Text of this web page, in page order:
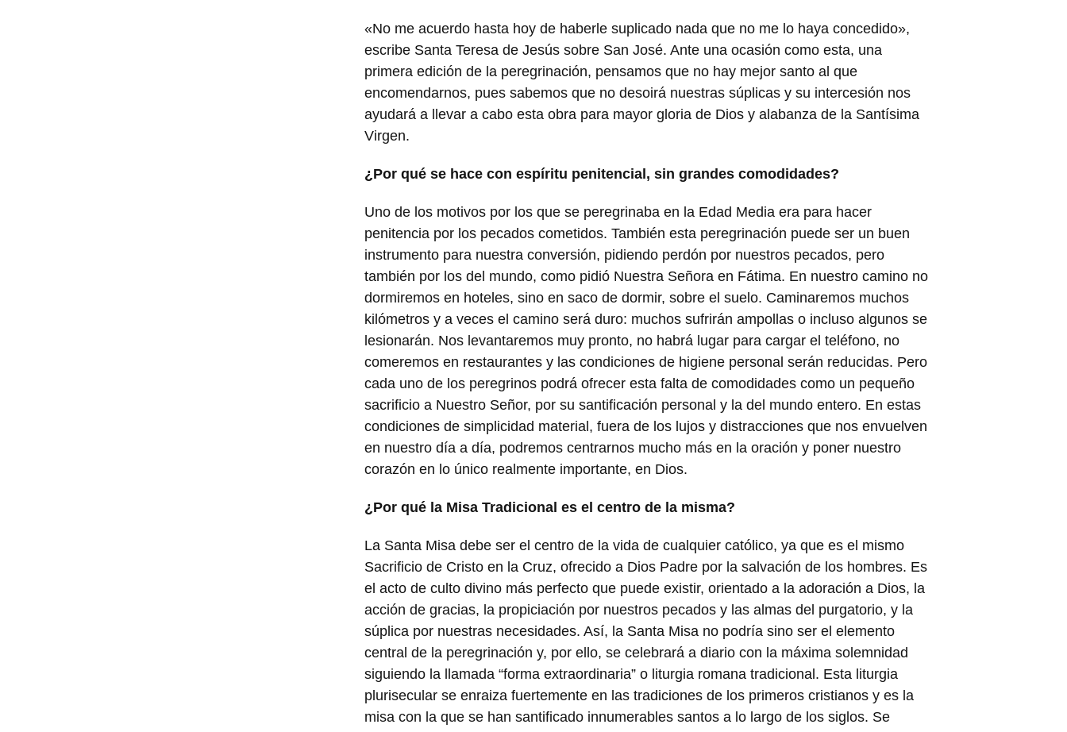
«No me acuerdo hasta hoy de haberle suplicado nada que no me lo haya concedido»,
escribe Santa Teresa de Jesús sobre San José. Ante una ocasión como esta, una
primera edición de la peregrinación, pensamos que no hay mejor santo al que
encomendarnos, pues sabemos que no desoirá nuestras súplicas y su intercesión nos
ayudará a llevar a cabo esta obra para mayor gloria de Dios y alabanza de la Santísima
Virgen.
¿Por qué se hace con espíritu penitencial, sin grandes comodidades?
Uno de los motivos por los que se peregrinaba en la Edad Media era para hacer
penitencia por los pecados cometidos. También esta peregrinación puede ser un buen
instrumento para nuestra conversión, pidiendo perdón por nuestros pecados, pero
también por los del mundo, como pidió Nuestra Señora en Fátima. En nuestro camino no
dormiremos en hoteles, sino en saco de dormir, sobre el suelo. Caminaremos muchos
kilómetros y a veces el camino será duro: muchos sufrirán ampollas o incluso algunos se
lesionarán. Nos levantaremos muy pronto, no habrá lugar para cargar el teléfono, no
comeremos en restaurantes y las condiciones de higiene personal serán reducidas. Pero
cada uno de los peregrinos podrá ofrecer esta falta de comodidades como un pequeño
sacrificio a Nuestro Señor, por su santificación personal y la del mundo entero. En estas
condiciones de simplicidad material, fuera de los lujos y distracciones que nos envuelven
en nuestro día a día, podremos centrarnos mucho más en la oración y poner nuestro
corazón en lo único realmente importante, en Dios.
¿Por qué la Misa Tradicional es el centro de la misma?
La Santa Misa debe ser el centro de la vida de cualquier católico, ya que es el mismo
Sacrificio de Cristo en la Cruz, ofrecido a Dios Padre por la salvación de los hombres. Es
el acto de culto divino más perfecto que puede existir, orientado a la adoración a Dios, la
acción de gracias, la propiciación por nuestros pecados y las almas del purgatorio, y la
súplica por nuestras necesidades. Así, la Santa Misa no podría sino ser el elemento
central de la peregrinación y, por ello, se celebrará a diario con la máxima solemnidad
siguiendo la llamada “forma extraordinaria” o liturgia romana tradicional. Esta liturgia
plurisecular se enraiza fuertemente en las tradiciones de los primeros cristianos y es la
misa con la que se han santificado innumerables santos a lo largo de los siglos. Se